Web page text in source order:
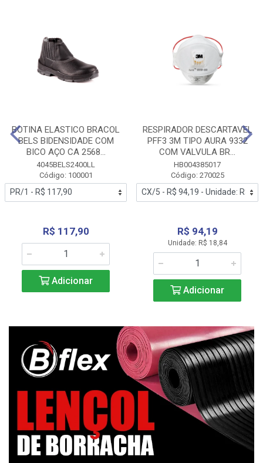
BOTINA ELASTICO BRACOL
BELS BIDENSIDADE COM
BICO AÇO CA 2568...
4045BELS2400LL
Código: 100001
R$ 117,90
Adicionar
RESPIRADOR DESCARTAVEL
PFF3 3M TIPO AURA 9332
COM VALVULA BR...
HB004385017
Código: 270025
R$ 94,19
Unidade: R$ 18,84
Adicionar